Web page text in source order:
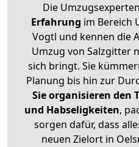
Die
Erfahrung im Bereich
Vogtl und kennen die
Umzug von Salzgitter
sich bringt. Sie
Planung bis hin zur
Sie organisieren den
und Habseligkeiten,
sorgen dafür, dass
neuen Zielort in